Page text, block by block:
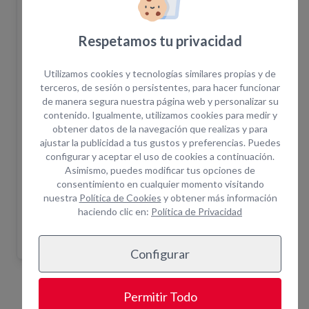
El pedido en la web no confirma la disponibilidad
del equipo. Una vez realizada la solicitud un
asesor le confirmará disponibilidad.
¿Cuántas horas incluye el alquiler?+ info
¿Por qué alquilar en Opein?
Trabajamos primeras marcas del mercado.
Más de 200 empleados para darte el soporte que
necesitas.
Equipos Relacionados
Respetamos tu privacidad
Utilizamos cookies y tecnologías similares propias y de
terceros, de sesión o persistentes, para hacer funcionar
de manera segura nuestra página web y personalizar su
contenido. Igualmente, utilizamos cookies para medir y
obtener datos de la navegación que realizas y para
ajustar la publicidad a tus gustos y preferencias. Puedes
configurar y aceptar el uso de cookies a continuación.
Asimismo, puedes modificar tus opciones de
consentimiento en cualquier momento visitando
nuestra Política de Cookies y obtener más información
haciendo clic en: Política de Privacidad
Configurar
Permitir Todo